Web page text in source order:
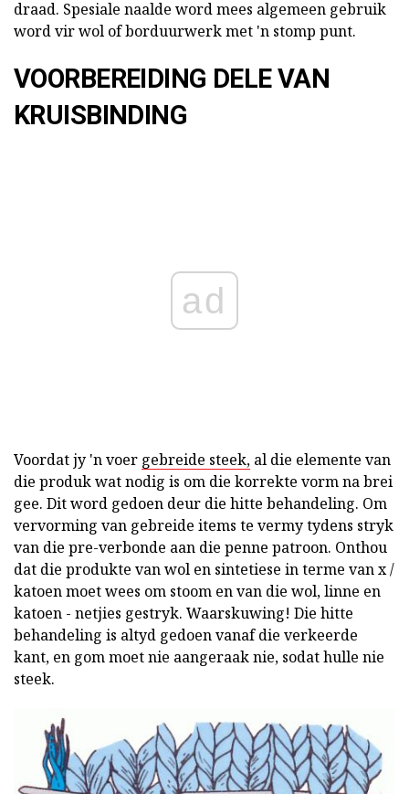
draad. Spesiale naalde word mees algemeen gebruik
word vir wol of borduurwerk met 'n stomp punt.
VOORBEREIDING DELE VAN
KRUISBINDING
ad
Voordat jy 'n voer gebreide steek, al die elemente van
die produk wat nodig is om die korrekte vorm na brei
gee. Dit word gedoen deur die hitte behandeling. Om
vervorming van gebreide items te vermy tydens stryk
van die pre-verbonde aan die penne patroon. Onthou
dat die produkte van wol en sintetiese in terme van x /
katoen moet wees om stoom en van die wol, linne en
katoen - netjies gestryk. Waarskuwing! Die hitte
behandeling is altyd gedoen vanaf die verkeerde
kant, en gom moet nie aangeraak nie, sodat hulle nie
steek.